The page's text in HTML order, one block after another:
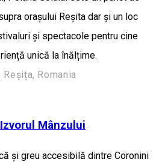
orașului Reșita dar și un loc
și spectacole pentru cine
unică la înălțime.
Romania
Mânzului
și greu accesibilă dintre Coronini